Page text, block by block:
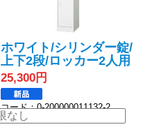
ホワイト/シリンダー錠/
上下2段/ロッカー2人用
25,300円
コード：0-200000011132-2
在庫数：5